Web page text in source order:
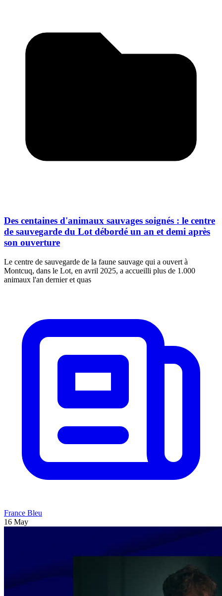
Des centaines d'animaux sauvages soignés : le centre
de sauvegarde du Lot débordé un an et demi après
son ouverture
Le centre de sauvegarde de la faune sauvage qui a ouvert à
Montcuq, dans le Lot, en avril 2025, a accueilli plus de 1.000
animaux l'an dernier et quas
France Bleu
16 May